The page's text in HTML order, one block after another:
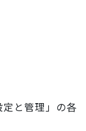
と管理」の各